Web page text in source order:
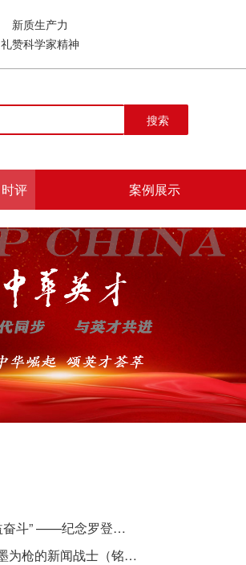
新质生产力
礼赞科学家精神
搜索
时评 案例展示
​ “始终要为无产阶级利益奋斗” ——纪念罗登贤同志诞辰120周年
李竹如：以笔为刃、以墨为枪的新闻战士（铭记历史 缅怀先烈·抗日英雄）